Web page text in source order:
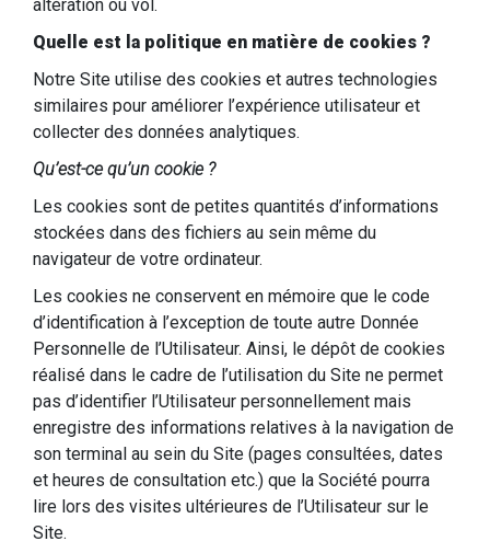
altération ou vol.
Quelle est la politique en matière de cookies ?
Notre Site utilise des cookies et autres technologies
similaires pour améliorer l’expérience utilisateur et
collecter des données analytiques.
Qu’est-ce qu’un cookie ?
Les cookies sont de petites quantités d’informations
stockées dans des fichiers au sein même du
navigateur de votre ordinateur.
Les cookies ne conservent en mémoire que le code
d’identification à l’exception de toute autre Donnée
Personnelle de l’Utilisateur. Ainsi, le dépôt de cookies
réalisé dans le cadre de l’utilisation du Site ne permet
pas d’identifier l’Utilisateur personnellement mais
enregistre des informations relatives à la navigation de
son terminal au sein du Site (pages consultées, dates
et heures de consultation etc.) que la Société pourra
lire lors des visites ultérieures de l’Utilisateur sur le
Site.